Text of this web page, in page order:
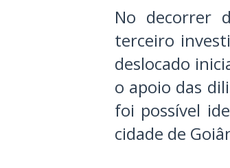
No decorrer
terceiro
deslocado
o apoio das
foi possível
cidade de